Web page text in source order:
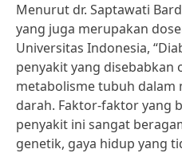
Menurut dr. Saptawati
yang juga merupakan
Universitas Indonesia,
penyakit yang disebabkan
metabolisme tubuh dalam
darah. Faktor-faktor yang
penyakit ini sangat
genetik, gaya hidup yang